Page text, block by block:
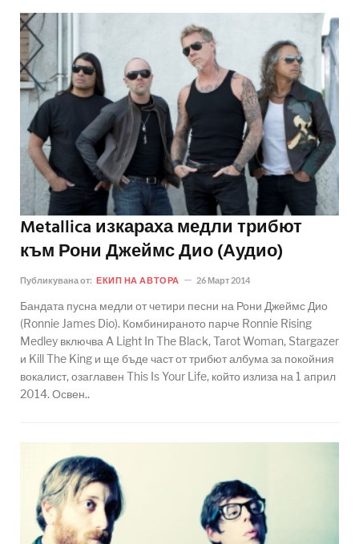
Metallica изкараха медли трибют
към Рони Джеймс Дио (Аудио)
Публикувана от: ЕКИП НА АВТОРА 26 Март 2014
Бандата пусна медли от четири песни на Рони Джеймс Дио
(Ronnie James Dio). Комбинираното парче Ronnie Rising
Medley включва A Light In The Black, Tarot Woman, Stargazer
и Kill The King и ще бъде част от трибют албума за покойния
вокалист, озаглавен This Is Your Life, който излиза на 1 април
2014. Освен..